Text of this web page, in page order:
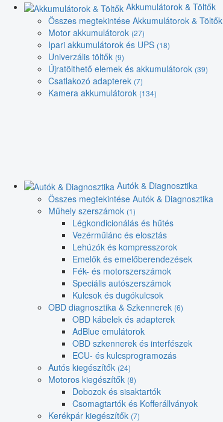
Akkumulátorok & Töltők
Összes megtekintése Akkumulátorok & Töltők
Motor akkumulátorok (27)
Ipari akkumulátorok és UPS (18)
Univerzális töltők (9)
Újratölthető elemek és akkumulátorok (39)
Csatlakozó adapterek (7)
Kamera akkumulátorok (134)
Autók & Diagnosztika
Összes megtekintése Autók & Diagnosztika
Műhely szerszámok (1)
Légkondicionálás és hűtés
Vezérműlánc és elosztás
Lehúzók és kompresszorok
Emelők és emelőberendezések
Fék- és motorszerszámok
Speciális autószerszámok
Kulcsok és dugókulcsok
OBD diagnosztika & Szkennerek (6)
OBD kábelek és adapterek
AdBlue emulátorok
OBD szkennerek és interfészek
ECU- és kulcsprogramozás
Autós kiegészítők (24)
Motoros kiegészítők (8)
Dobozok és sisaktartók
Csomagtartók és Kofferállványok
Kerékpár kiegészítők (7)